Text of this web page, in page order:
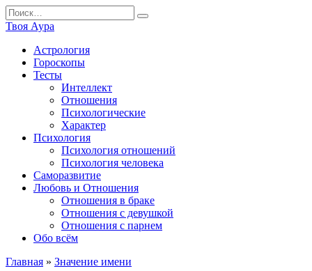
Перейти
к
содержанию
Search
for:
Твоя Аура
Астрология
Гороскопы
Тесты
Интеллект
Отношения
Психологические
Характер
Психология
Психология отношений
Психология человека
Саморазвитие
Любовь и Отношения
Отношения в браке
Отношения с девушкой
Отношения с парнем
Обо всём
Главная » Значение имени